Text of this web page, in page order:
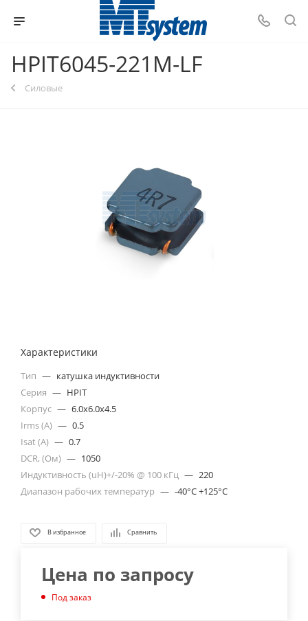
HPIT6045-221M-LF
Силовые
Характеристики
Тип — катушка индуктивности
Серия — HPIT
Корпус — 6.0x6.0x4.5
Irms (A) — 0.5
Isat (A) — 0.7
DCR, (Ом) — 1050
Индуктивность (uH)+/-20% @ 100 кГц — 220
Диапазон рабочих температур — -40°C +125°C
В избранное Сравнить
Цена по запросу
Под заказ